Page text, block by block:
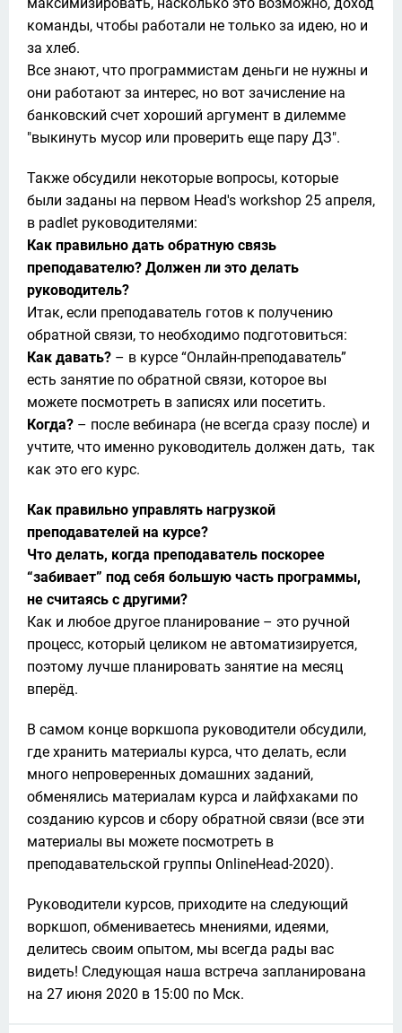
команды, чтобы работали не только за идею, но и
за хлеб.
Все знают, что программистам деньги не нужны и
они работают за интерес, но вот зачисление на
банковский счет хороший аргумент в дилемме
"выкинуть мусор или проверить еще пару ДЗ".
Также обсудили некоторые вопросы, которые
были заданы на первом Head's workshop 25 апреля,
Как правильно дать обратную связь
преподавателю? Должен ли это делать
руководитель?
Итак, если преподаватель готов к получению
Как давать? – в курсе “Онлайн-преподаватель”
есть занятие по обратной связи, которое вы
Когда? – после вебинара (не всегда сразу после) и
учтите, что именно руководитель должен дать,  так
как это его курс.
Как правильно управлять нагрузкой
преподавателей на курсе?
Что делать, когда преподаватель поскорее
“забивает” под себя большую часть программы,
не считаясь с другими?
Как и любое другое планирование – это ручной
процесс, который целиком не автоматизируется,
поэтому лучше планировать занятие на месяц
вперёд.
В самом конце воркшопа руководители обсудили,
где хранить материалы курса, что делать, если
много непроверенных домашних заданий,
обменялись материалам курса и лайфхаками по
созданию курсов и сбору обратной связи (все эти
материалы вы можете посмотреть в
преподавательской группы OnlineHead-2020).
Руководители курсов, приходите на следующий
воркшоп, обмениваетесь мнениями, идеями,
делитесь своим опытом, мы всегда рады вас
видеть! Следующая наша встреча запланирована
на 27 июня 2020 в 15:00 по Мск.